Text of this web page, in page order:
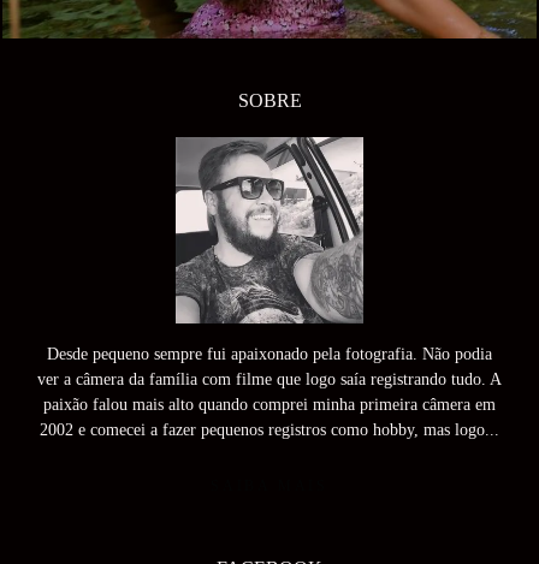
SOBRE
Desde pequeno sempre fui apaixonado pela fotografia. Não podia
ver a câmera da família com filme que logo saía registrando tudo. A
paixão falou mais alto quando comprei minha primeira câmera em
2002 e comecei a fazer pequenos registros como hobby, mas logo...